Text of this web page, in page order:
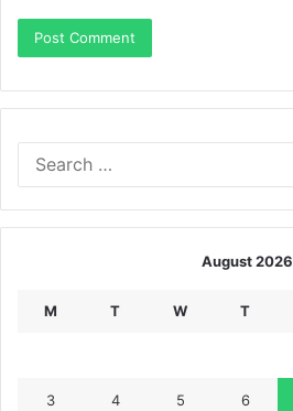
August 2026
M T W T
3 4 5 6